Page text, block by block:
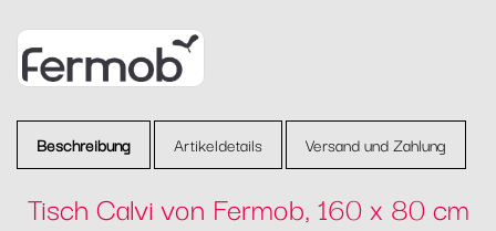
Beschreibung Artikeldetails Versand und Zahlung
Tisch Calvi von Fermob, 160 x 80 cm